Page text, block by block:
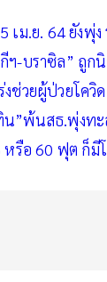
เม.ย. 64 ยังพุ่
ฯ-บราซิล” ถู
ช่วยผู้ป่วยโควิ
น”พ้นสธ.พุ่งท
หรือ 60 ฟุต ก็มี